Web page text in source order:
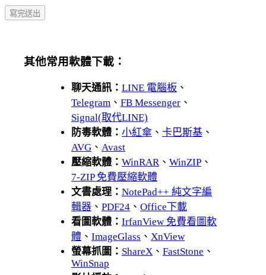
其他常用軟體下載：
聊天通訊： LINE 電腦板 、
Telegram 、 FB Messenger 、
Signal(取代LINE)
防毒軟體： 小紅傘 、 卡巴斯基 、
AVG 、 Avast
壓縮軟體： WinRAR、 WinZIP 、
7-ZIP 免費壓縮軟體
文書處理： NotePad++ 純文字編
輯器 、 PDF24 、 Office下載
看圖軟體： IrfanView 免費看圖軟
體 、 ImageGlass 、 XnView
螢幕抓圖： ShareX 、 FastStone 、
WinSnap